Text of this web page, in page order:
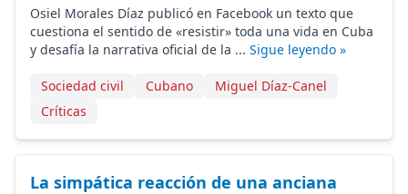
Osiel Morales Díaz publicó en Facebook un texto que
cuestiona el sentido de «resistir» toda una vida en Cuba
y desafía la narrativa oficial de la ... Sigue leyendo »
Sociedad civil Cubano
Miguel Díaz-Canel
Críticas
La simpática reacción de una anciana